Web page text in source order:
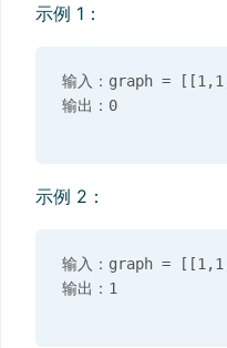
示例 1：
输入：graph =
示例 2：
输入：graph =